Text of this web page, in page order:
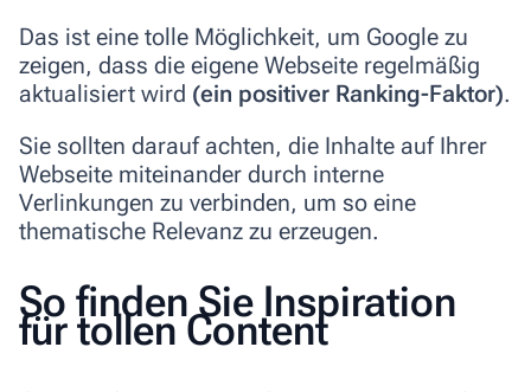
Das ist eine tolle Möglichkeit, um Google zu
zeigen, dass die eigene Webseite regelmäßig
aktualisiert wird (ein positiver Ranking-Faktor).
Sie sollten darauf achten, die Inhalte auf Ihrer
Webseite miteinander durch interne
Verlinkungen zu verbinden, um so eine
thematische Relevanz zu erzeugen.
So finden Sie Inspiration
für tollen Content